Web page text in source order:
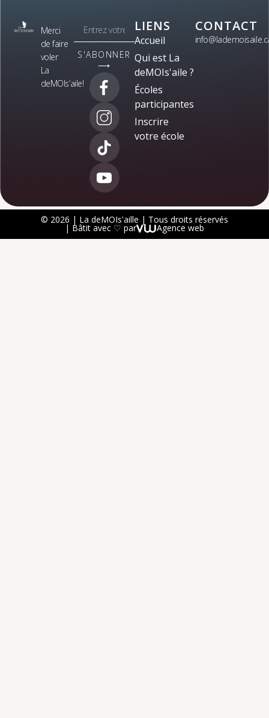
Merci
de faire
voler
La
deMOIs’aile!
S'ABONNER
⟶
LIENS
Accueil
Qui est La
deMOIs'aile ?
Écoles
participantes
Inscrire
votre école
CONTACT
© 2026 | La deMOIs'aille | Tous droits réservés
| Bâtit avec ♡ par Agence web